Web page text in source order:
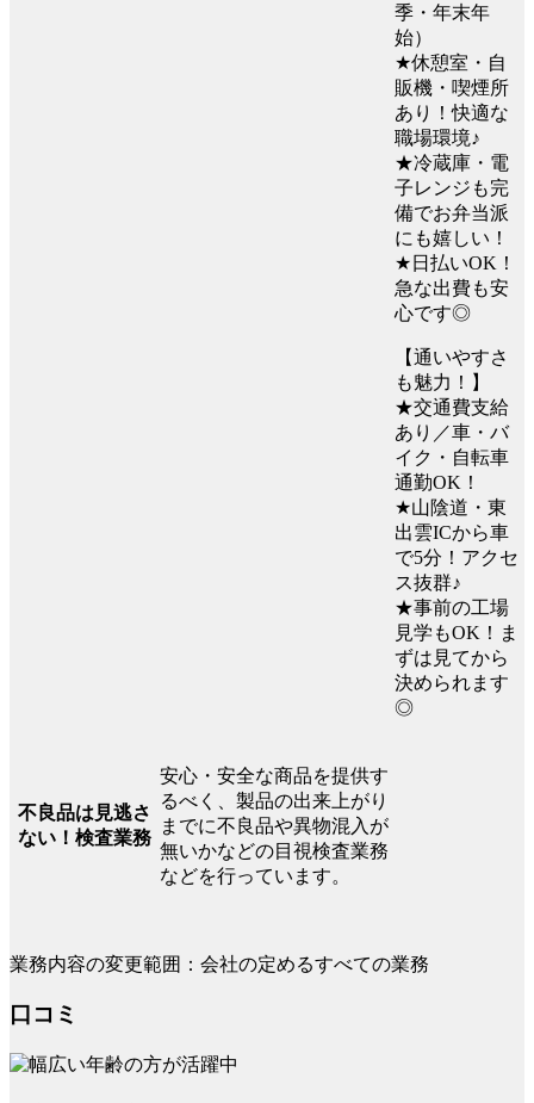
季・年末年
始）
★休憩室・自
販機・喫煙所
あり！快適な
職場環境♪
★冷蔵庫・電
子レンジも完
備でお弁当派
にも嬉しい！
★日払いOK！
急な出費も安
心です◎
【通いやすさ
も魅力！】
★交通費支給
あり／車・バ
イク・自転車
通勤OK！
★山陰道・東
出雲ICから車
で5分！アクセ
ス抜群♪
★事前の工場
見学もOK！ま
ずは見てから
決められます
◎
不良品は見逃さ
ない！検査業務
安心・安全な商品を提供す
るべく、製品の出来上がり
までに不良品や異物混入が
無いかなどの目視検査業務
などを行っています。
業務内容の変更範囲：会社の定めるすべての業務
口コミ